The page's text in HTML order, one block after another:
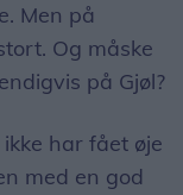
Men på
Og måske
på Gjøl?
har fået øje
med en god